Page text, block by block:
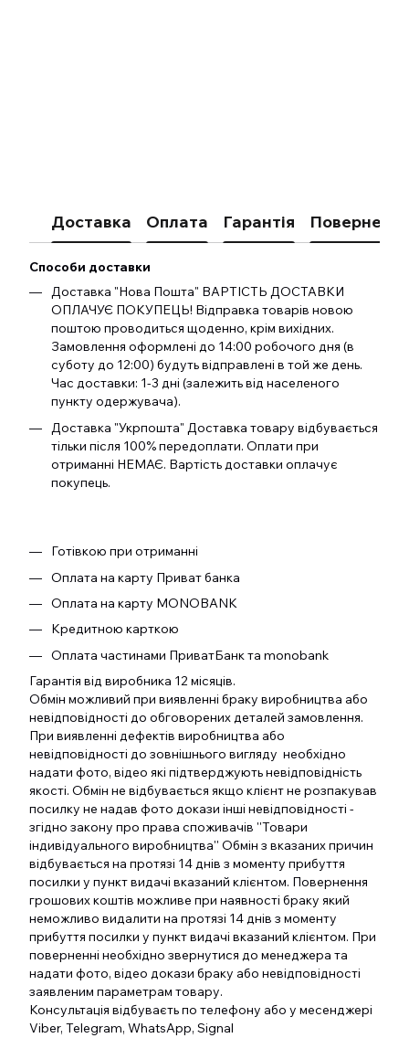
Доставка Оплата Гарантія
Способи доставки
Доставка "Нова Пошта" ВАРТІСТЬ ДОСТАВКИ
ОПЛАЧУЄ ПОКУПЕЦЬ! Відправка товарів новою
поштою проводиться щоденно, крім вихідних.
Замовлення оформлені до 14:00 робочого дня (в
суботу до 12:00) будуть відправлені в той же день.
Час доставки: 1-3 дні (залежить від населеного
пункту одержувача).
Доставка "Укрпошта" Доставка товару відбувається
тільки після 100% передоплати. Оплати при
отриманні НЕМАЄ. Вартість доставки оплачує
покупець.
Готівкою при отриманні
Оплата на карту Приват банка
Оплата на карту MONOBANK
Кредитною карткою
Оплата частинами ПриватБанк та monobank
Гарантія від виробника 12 місяців.
Обмін можливий при виявленні браку виробництва або
невідповідності до обговорених деталей замовлення.
При виявленні дефектів виробництва або
невідповідності до зовнішнього вигляду необхідно
надати фото, відео які підтверджують невідповідність
якості. Обмін не відбувається якщо клієнт не розпакував
посилку не надав фото докази інші невідповідності -
згідно закону про права споживачів ''Товари
індивідуального виробництва'' Обмін з вказаних причин
відбувається на протязі 14 днів з моменту прибуття
посилки у пункт видачі вказаний клієнтом. Повернення
грошових коштів можливе при наявності браку який
неможливо видалити на протязі 14 днів з моменту
прибуття посилки у пункт видачі вказаний клієнтом. При
поверненні необхідно звернутися до менеджера та
надати фото, відео докази браку або невідповідності
заявленим параметрам товару.
Консультація відбуваєть по телефону або у месенджері
Viber, Telegram, WhatsApp, Signal